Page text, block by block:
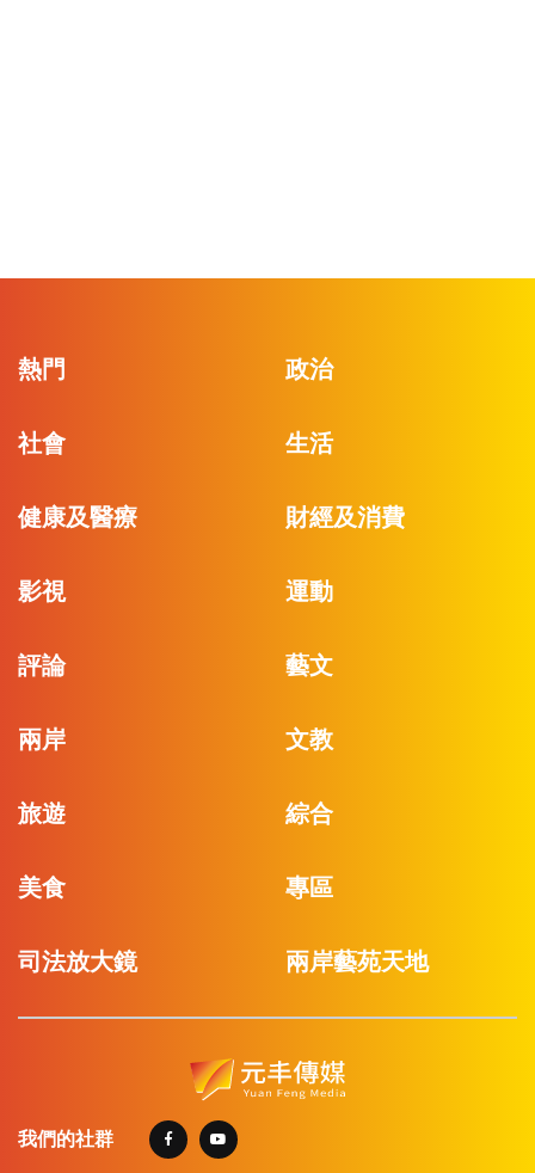
熱門 政治
社會 生活
健康及醫療 財經及消費
影視 運動
評論 藝文
兩岸 文教
旅遊 綜合
美食 專區
司法放大鏡 兩岸藝苑天地
我們的社群